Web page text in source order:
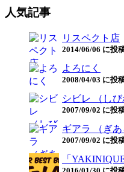
人気記事
リスペクト店
2014/06/06 に投
よろにく
2008/04/03 に投
シビレ （しび
2007/09/02 に投
ギアラ （ぎあ
2007/09/02 に投
「